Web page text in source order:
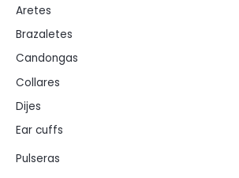
Aretes
Brazaletes
Candongas
Collares
Dijes
Ear cuffs
Pulseras